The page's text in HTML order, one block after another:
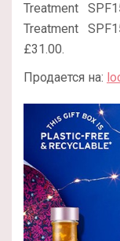
Treatment
Treatment
£31.00.
Продается на: